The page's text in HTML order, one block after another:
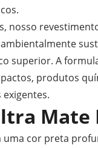
nosso
superior. A
produtos
Mate
cor preta